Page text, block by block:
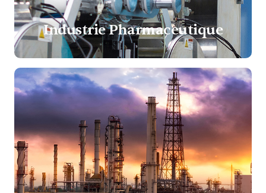
Industrie Pharmaceutique